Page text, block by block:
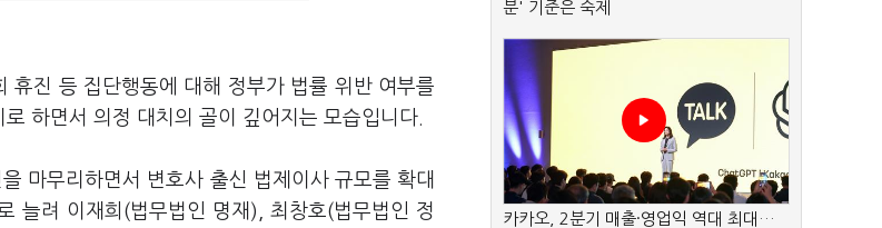
휴진 등 집단행동에 대해 정부가 법률 위반 여부를
하면서 의정 대치의 골이 깊어지는 모습입니다.
마무리하면서 변호사 출신 법제이사 규모를 확대
늘려 이재희(법무법인 명재), 최창호(법무법인 정
분' 기준은 숙제
카카오, 2분기 매출·영업익 역대 최대…